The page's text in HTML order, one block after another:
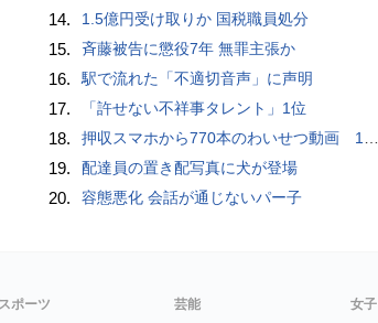
14. 1.5億円受け取りか 国税職員処分
15. 斉藤被告に懲役7年 無罪主張か
16. 駅で流れた「不適切音声」に声明
17. 「許せない不祥事タレント」1位
18. 押収スマホから770本のわいせつ動画 15歳少女に酒と薬飲ませ性的暴行か 54歳男を再逮捕 「薬もありますよ」とSNSで誘い出し
19. 配達員の置き配写真に犬が登場
20. 容態悪化 会話が通じないパー子
スポーツ 芸能 女子